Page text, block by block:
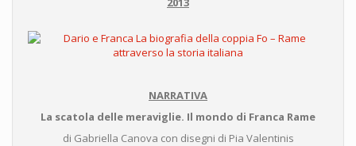
NARRATIVA
La scatola delle meraviglie. Il mondo di Franca Rame
di Gabriella Canova con disegni di Pia Valentinis